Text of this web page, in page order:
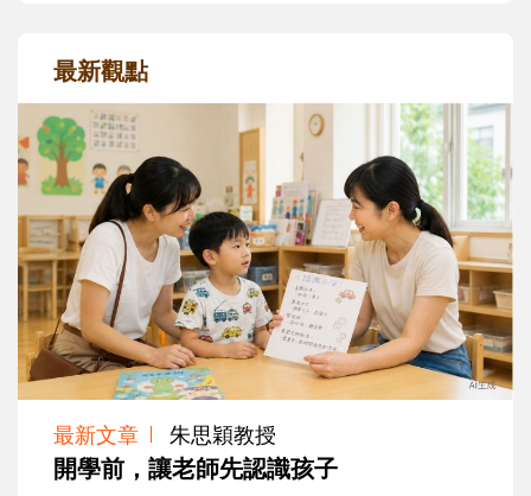
最新觀點
最新文章 朱思穎教授
開學前，讓老師先認識孩子